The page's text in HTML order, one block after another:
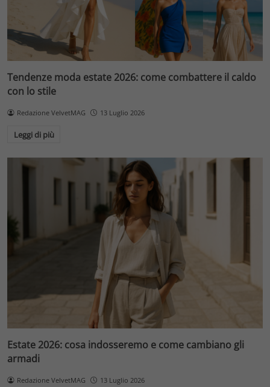
Tendenze moda estate 2026: come combattere il caldo
con lo stile
Redazione VelvetMAG 13 Luglio 2026
Leggi di più
Estate 2026: cosa indosseremo e come cambiano gli
armadi
Redazione VelvetMAG 13 Luglio 2026